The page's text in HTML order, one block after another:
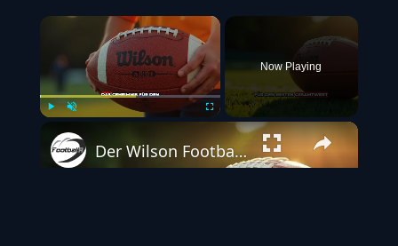
×
Fullscreen
Now Playing
Der Wilson Football Guide: Welcher Ball passt zu dir?